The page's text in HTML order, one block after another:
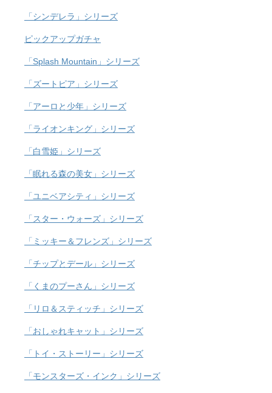
「シンデレラ」シリーズ
ピックアップガチャ
「Splash Mountain」シリーズ
「ズートピア」シリーズ
「アーロと少年」シリーズ
「ライオンキング」シリーズ
「白雪姫」シリーズ
「眠れる森の美女」シリーズ
「ユニベアシティ」シリーズ
「スター・ウォーズ」シリーズ
「ミッキー＆フレンズ」シリーズ
「チップとデール」シリーズ
「くまのプーさん」シリーズ
「リロ＆スティッチ」シリーズ
「おしゃれキャット」シリーズ
「トイ・ストーリー」シリーズ
「モンスターズ・インク」シリーズ